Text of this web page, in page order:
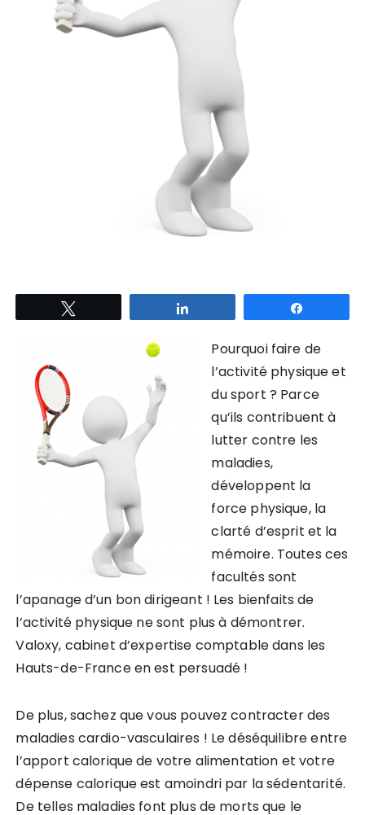
Pourquoi faire de
l’activité physique et
du sport ? Parce
qu’ils contribuent à
lutter contre les
maladies,
développent la
force physique, la
clarté d’esprit et la
mémoire. Toutes ces
facultés sont
l’apanage d’un bon dirigeant ! Les bienfaits de
l’activité physique ne sont plus à démontrer.
Valoxy, cabinet d’expertise comptable dans les
Hauts-de-France en est persuadé !
De plus, sachez que vous pouvez contracter des
maladies cardio-vasculaires ! Le déséquilibre entre
l’apport calorique de votre alimentation et votre
dépense calorique est amoindri par la sédentarité.
De telles maladies font plus de morts que le